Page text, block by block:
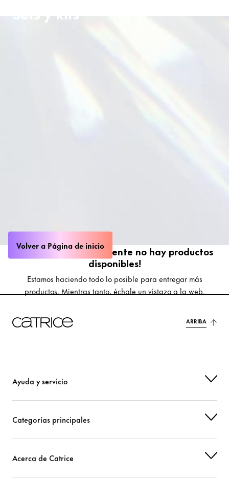
Sets y kits
¡Lo sentimos, actualmente no hay productos
disponibles!
Estamos haciendo todo lo posible para entregar más
productos. Mientras tanto, échale un vistazo a la web.
Volver a Página de inicio
ARRIBA
Ayuda y servicio
Categorías principales
Acerca de Catrice